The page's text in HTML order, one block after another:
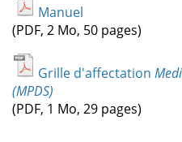
Manuel
(PDF, 2 Mo, 50 pages)
Grille d'affectation
(MPDS)
(PDF, 1 Mo, 29 pages)